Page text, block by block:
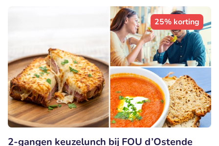
25% korting
2-gangen keuzelunch bij FOU d’Ostende